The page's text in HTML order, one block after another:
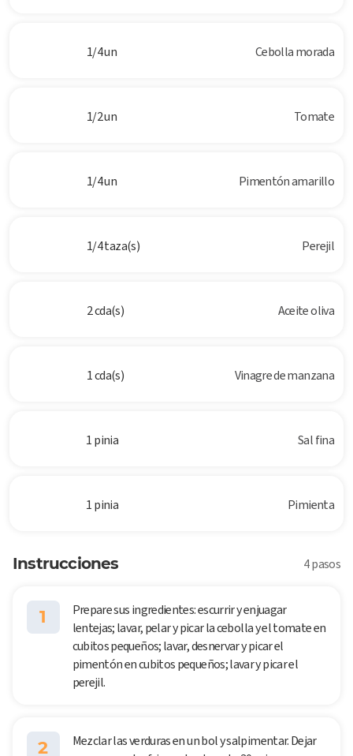
1/4 un Cebolla morada
1/2 un Tomate
1/4 un Pimentón amarillo
1/4 taza(s) Perejil
2 cda(s) Aceite oliva
1 cda(s) Vinagre de manzana
1 pinia Sal fina
1 pinia Pimienta
Instrucciones 4 pasos
1
Prepare sus ingredientes: escurrir y enjuagar
lentejas; lavar, pelar y picar la cebolla y el tomate en
cubitos pequeños; lavar, desnervar y picar el
pimentón en cubitos pequeños; lavar y picar el
perejil.
2
Mezclar las verduras en un bol y salpimentar. Dejar